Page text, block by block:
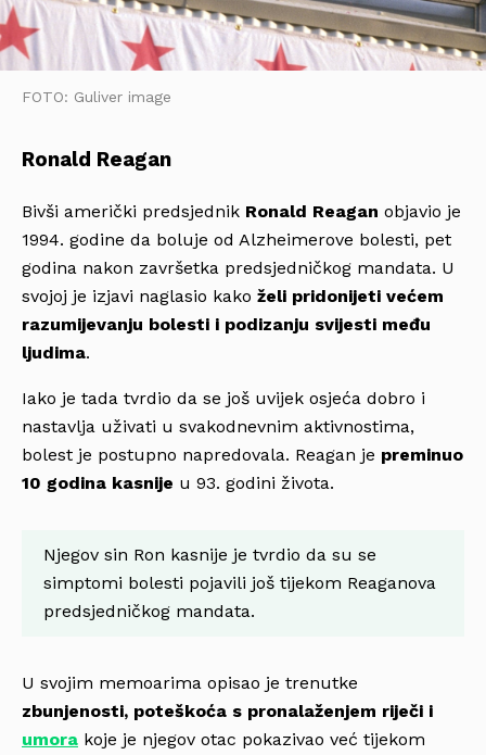
FOTO: Guliver image
Ronald Reagan
Bivši američki predsjednik Ronald Reagan objavio je
1994. godine da boluje od Alzheimerove bolesti, pet
godina nakon završetka predsjedničkog mandata. U
svojoj je izjavi naglasio kako želi pridonijeti većem
razumijevanju bolesti i podizanju svijesti među
ljudima.
Iako je tada tvrdio da se još uvijek osjeća dobro i
nastavlja uživati u svakodnevnim aktivnostima,
bolest je postupno napredovala. Reagan je preminuo
10 godina kasnije u 93. godini života.
Njegov sin Ron kasnije je tvrdio da su se
simptomi bolesti pojavili još tijekom Reaganova
predsjedničkog mandata.
U svojim memoarima opisao je trenutke
zbunjenosti, poteškoća s pronalaženjem riječi i
umora koje je njegov otac pokazivao već tijekom